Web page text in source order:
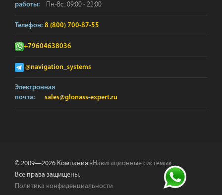
работы:
Пн.-Вс.: 09:00 - 22:00
Телефон: 8 (800) 700-87-55
+79604638036
@navigation_systems
Электронная
почта:
sales@glonass-expert.ru
© 2009—2026 Компания «Навигационные системы».
Все права защищены.
Политика конфиденциальности